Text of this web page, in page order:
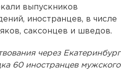
выпускников
иностранцев, в числе
саксонцев и шведов.
через Екатеринбург
60 иностранцев мужского